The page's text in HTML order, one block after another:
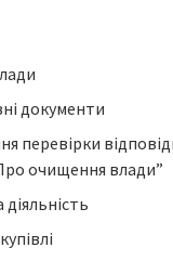
документи
перевірки
очищення влади”